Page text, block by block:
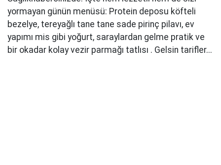
yormayan günün menüsü: Protein deposu köfteli
bezelye, tereyağlı tane tane sade pirinç pilavı, ev
yapımı mis gibi yoğurt, saraylardan gelme pratik ve
bir okadar kolay vezir parmağı tatlısı . Gelsin tarifler...